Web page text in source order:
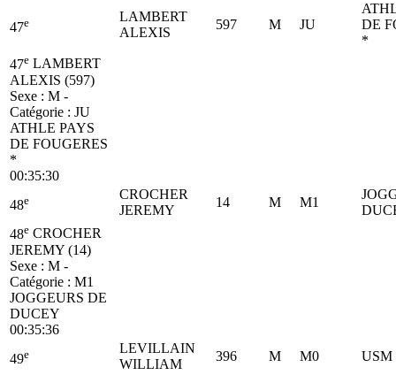
47e
LAMBERT
ALEXIS
597 M JU
DE
*
47e LAMBERT
ALEXIS (597)
Sexe : M -
Catégorie : JU
ATHLE PAYS
DE FOUGERES
*
00:35:30
48e
CROCHER
JEREMY
14 M M1
48e CROCHER
JEREMY (14)
Sexe : M -
Catégorie : M1
JOGGEURS DE
DUCEY
00:35:36
49e
LEVILLAIN
WILLIAM
396 M M0 USM